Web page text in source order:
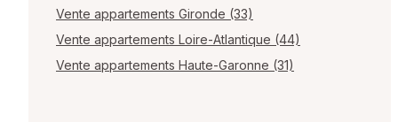
Vente appartements Gironde (33)
Vente appartements Loire-Atlantique (44)
Vente appartements Haute-Garonne (31)